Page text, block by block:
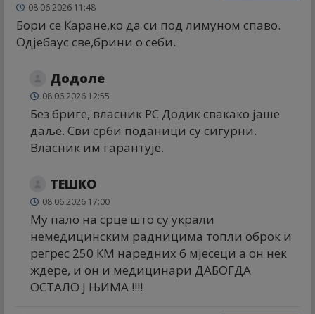
08.06.2026 11:48
Бори се Каране,ко да си под лимуном спаво.
Одјебаус све,брини о себи.
Додоле
08.06.2026 12:55
Без бриге, власник РС Додик свакако јаше
даље. Сви срби поданици су сигурни.
Власник им гарантује.
ТЕШКО
08.06.2026 17:00
Му пало на срце што су украли
немедицинским радницима топли оброк и
регрес 250 КМ наредних 6 мјесеци а он нек
ждере, и он и медицинари ДАБОГДА
ОСТАЛО Ј ЊИМА !!!!